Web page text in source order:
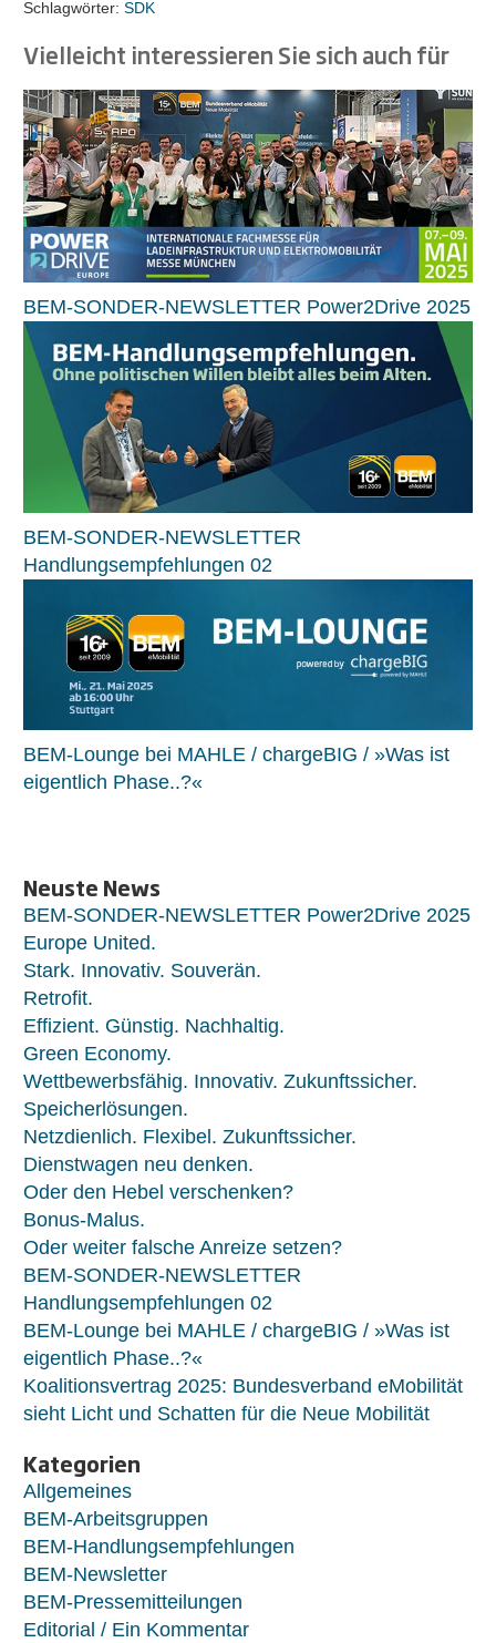
Schlagwörter: SDK
Vielleicht interessieren Sie sich auch für
BEM-SONDER-NEWSLETTER Power2Drive 2025
BEM-SONDER-NEWSLETTER
Handlungsempfehlungen 02
BEM-Lounge bei MAHLE / chargeBIG / »Was ist
eigentlich Phase..?«
Neuste News
BEM-SONDER-NEWSLETTER Power2Drive 2025
Europe United.
Stark. Innovativ. Souverän.
Retrofit.
Effizient. Günstig. Nachhaltig.
Green Economy.
Wettbewerbsfähig. Innovativ. Zukunftssicher.
Speicherlösungen.
Netzdienlich. Flexibel. Zukunftssicher.
Dienstwagen neu denken.
Oder den Hebel verschenken?
Bonus-Malus.
Oder weiter falsche Anreize setzen?
BEM-SONDER-NEWSLETTER
Handlungsempfehlungen 02
BEM-Lounge bei MAHLE / chargeBIG / »Was ist
eigentlich Phase..?«
Koalitionsvertrag 2025: Bundesverband eMobilität
sieht Licht und Schatten für die Neue Mobilität
Kategorien
Allgemeines
BEM-Arbeitsgruppen
BEM-Handlungsempfehlungen
BEM-Newsletter
BEM-Pressemitteilungen
Editorial / Ein Kommentar